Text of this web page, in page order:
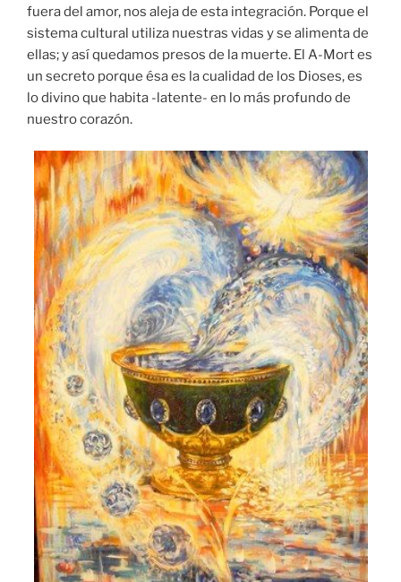
fuera del amor, nos aleja de esta integración. Porque el
sistema cultural utiliza nuestras vidas y se alimenta de
ellas; y así quedamos presos de la muerte. El A-Mort es
un secreto porque ésa es la cualidad de los Dioses, es
lo divino que habita -latente- en lo más profundo de
nuestro corazón.